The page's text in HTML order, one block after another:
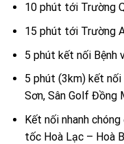
10 phút tới Trường
15 phút tới Trường
5 phút kết nối Bệnh
5 phút (3km) kết
Sơn, Sân Golf Đồng
Kết nối nhanh
tốc Hoà Lạc – Hoà